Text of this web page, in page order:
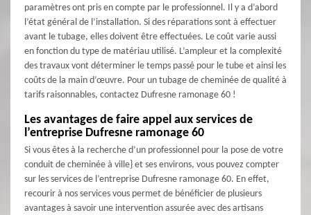
paramètres ont pris en compte par le professionnel. Il y a d’abord
l’état général de l’installation. Si des réparations sont à effectuer
avant le tubage, elles doivent être effectuées. Le coût varie aussi
en fonction du type de matériau utilisé. L’ampleur et la complexité
des travaux vont déterminer le temps passé pour le tube et ainsi les
coûts de la main d’œuvre. Pour un tubage de cheminée de qualité à
tarifs raisonnables, contactez Dufresne ramonage 60 !
Les avantages de faire appel aux services de
l’entreprise Dufresne ramonage 60
Si vous êtes à la recherche d’un professionnel pour la pose de votre
conduit de cheminée à ville} et ses environs, vous pouvez compter
sur les services de l’entreprise Dufresne ramonage 60. En effet,
recourir à nos services vous permet de bénéficier de plusieurs
avantages à savoir une intervention assurée avec des artisans